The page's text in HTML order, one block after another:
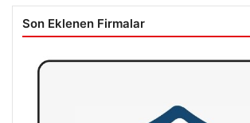
Son Eklenen Firmalar